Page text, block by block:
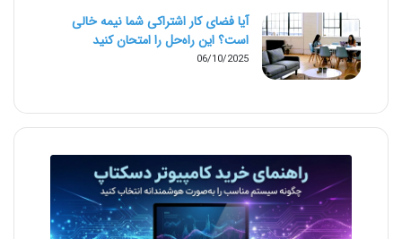
آیا فضای کار اشتراکی شما نیمه‌ خالی
است؟ این راه‌حل را امتحان کنید
06/10/2025